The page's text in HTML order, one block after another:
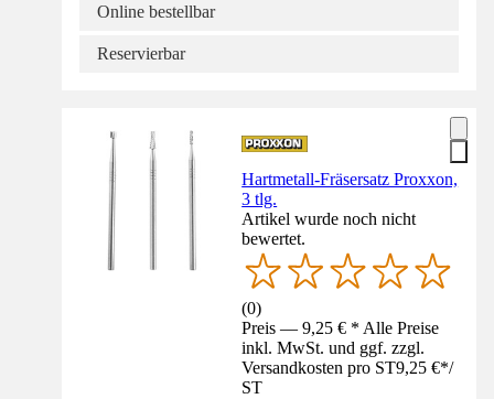
Online bestellbar
Reservierbar
Hartmetall-Fräsersatz Proxxon,
3 tlg.
Artikel wurde noch nicht
bewertet.
(0)
Preis — 9,25 € * Alle Preise
inkl. MwSt. und ggf. zzgl.
Versandkosten pro ST9,25 €*/
ST